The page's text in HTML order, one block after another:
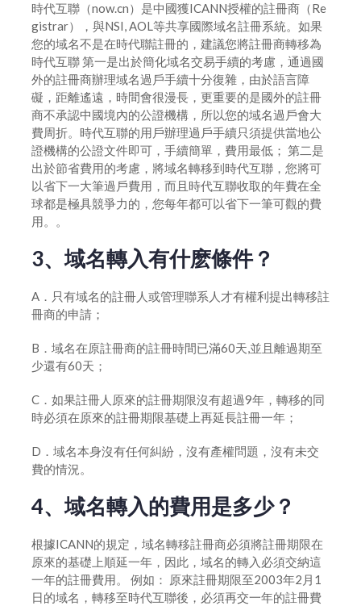
時代互聯（now.cn）是中國獲ICANN授權的註冊商（Re
gistrar），與NSI, AOL等共享國際域名註冊系統。如果
您的域名不是在時代聯註冊的，建議您將註冊商轉移為
時代互聯 第一是出於簡化域名交易手續的考慮，通過國
外的註冊商辦理域名過戶手續十分復雜，由於語言障
礙，距離遙遠，時間會很漫長，更重要的是國外的註冊
商不承認中國境內的公證機構，所以您的域名過戶會大
費周折。時代互聯的用戶辦理過戶手續只須提供當地公
證機構的公證文件即可，手續簡單，費用最低； 第二是
出於節省費用的考慮，將域名轉移到時代互聯，您將可
以省下一大筆過戶費用，而且時代互聯收取的年費在全
球都是極具競爭力的，您每年都可以省下一筆可觀的費
用。。
3、域名轉入有什麽條件？
A．只有域名的註冊人或管理聯系人才有權利提出轉移註
冊商的申請；
B．域名在原註冊商的註冊時間已滿60天,並且離過期至
少還有60天；
C．如果註冊人原來的註冊期限沒有超過9年，轉移的同
時必須在原來的註冊期限基礎上再延長註冊一年；
D．域名本身沒有任何糾紛，沒有產權問題，沒有未交
費的情況。
4、域名轉入的費用是多少？
根據ICANN的規定，域名轉移註冊商必須將註冊期限在
原來的基礎上順延一年，因此，域名的轉入必須交納這
一年的註冊費用。 例如： 原來註冊期限至2003年2月1
日的域名，轉移至時代互聯後，必須再交一年的註冊費